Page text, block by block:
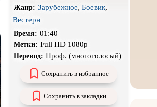
Чёрная комедия
CAMRip
Жанр: Зарубежное, Боевик,
Вестерн
Время: 01:40
Метки: Full HD 1080p
Перевод: Проф. (многоголосый)
Сохранить в избранное
Сохранить в закладки